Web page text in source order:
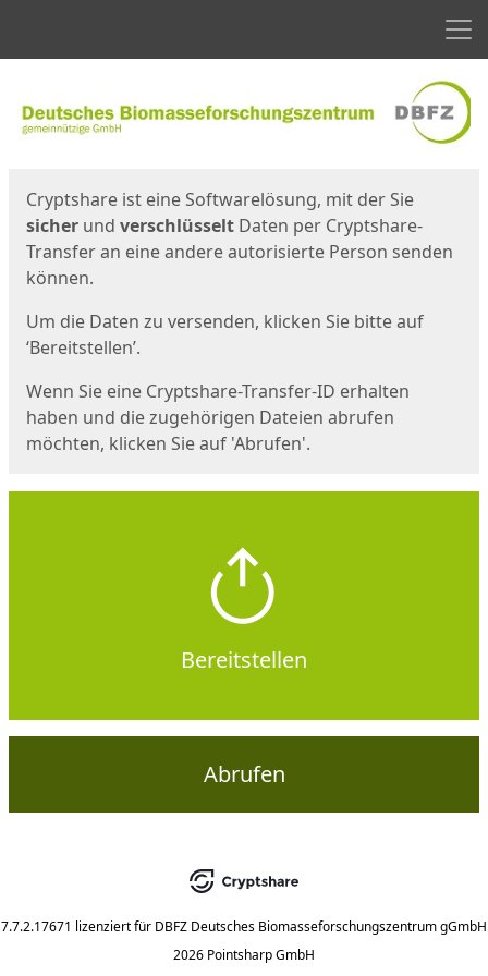
Cryptshare ist eine Softwarelösung, mit der Sie
sicher und verschlüsselt Daten per Cryptshare-
Transfer an eine andere autorisierte Person senden
können.
Um die Daten zu versenden, klicken Sie bitte auf
‘Bereitstellen’.
Wenn Sie eine Cryptshare-Transfer-ID erhalten
haben und die zugehörigen Dateien abrufen
möchten, klicken Sie auf 'Abrufen'.
Bereitstellen
Abrufen
7.7.2.17671 lizenziert für DBFZ Deutsches Biomasseforschungszentrum gGmbH
2026 Pointsharp GmbH